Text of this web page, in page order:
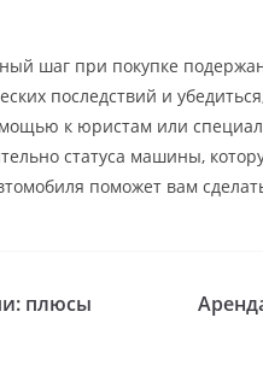
шаг при покупке
последствий и
к юристам или
статуса машины,
поможет вам
плюсы